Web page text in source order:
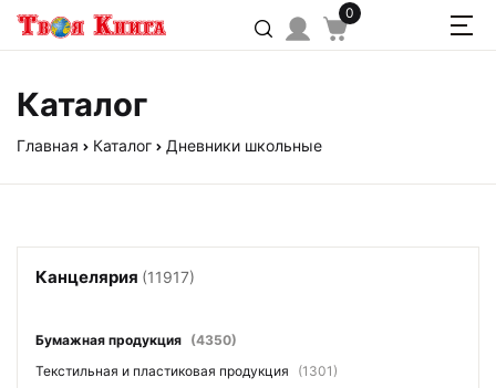
0
Каталог
Главная Каталог Дневники школьные
Канцелярия (11917)
Бумажная продукция (4350)
Текстильная и пластиковая продукция
(1301)